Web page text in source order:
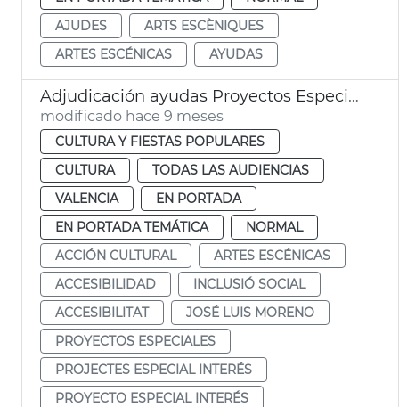
AJUDES
ARTS ESCÈNIQUES
ARTES ESCÉNICAS
AYUDAS
Adjudicación ayudas Proyectos Especial Interés 2025
modificado hace 9 meses
CULTURA Y FIESTAS POPULARES
CULTURA
TODAS LAS AUDIENCIAS
VALENCIA
EN PORTADA
EN PORTADA TEMÁTICA
NORMAL
ACCIÓN CULTURAL
ARTES ESCÉNICAS
ACCESIBILIDAD
INCLUSIÓ SOCIAL
ACCESIBILITAT
JOSÉ LUIS MORENO
PROYECTOS ESPECIALES
PROJECTES ESPECIAL INTERÉS
PROYECTO ESPECIAL INTERÉS